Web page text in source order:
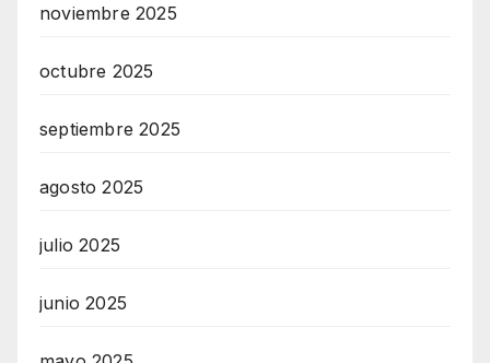
noviembre 2025
octubre 2025
septiembre 2025
agosto 2025
julio 2025
junio 2025